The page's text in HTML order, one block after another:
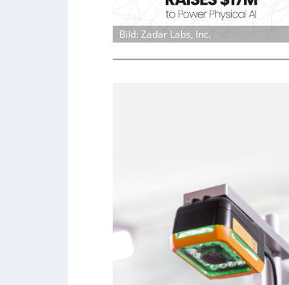
Bild: Zadar Labs, Inc.